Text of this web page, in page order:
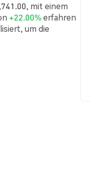
mit einem
+22.00%erfahren
um die